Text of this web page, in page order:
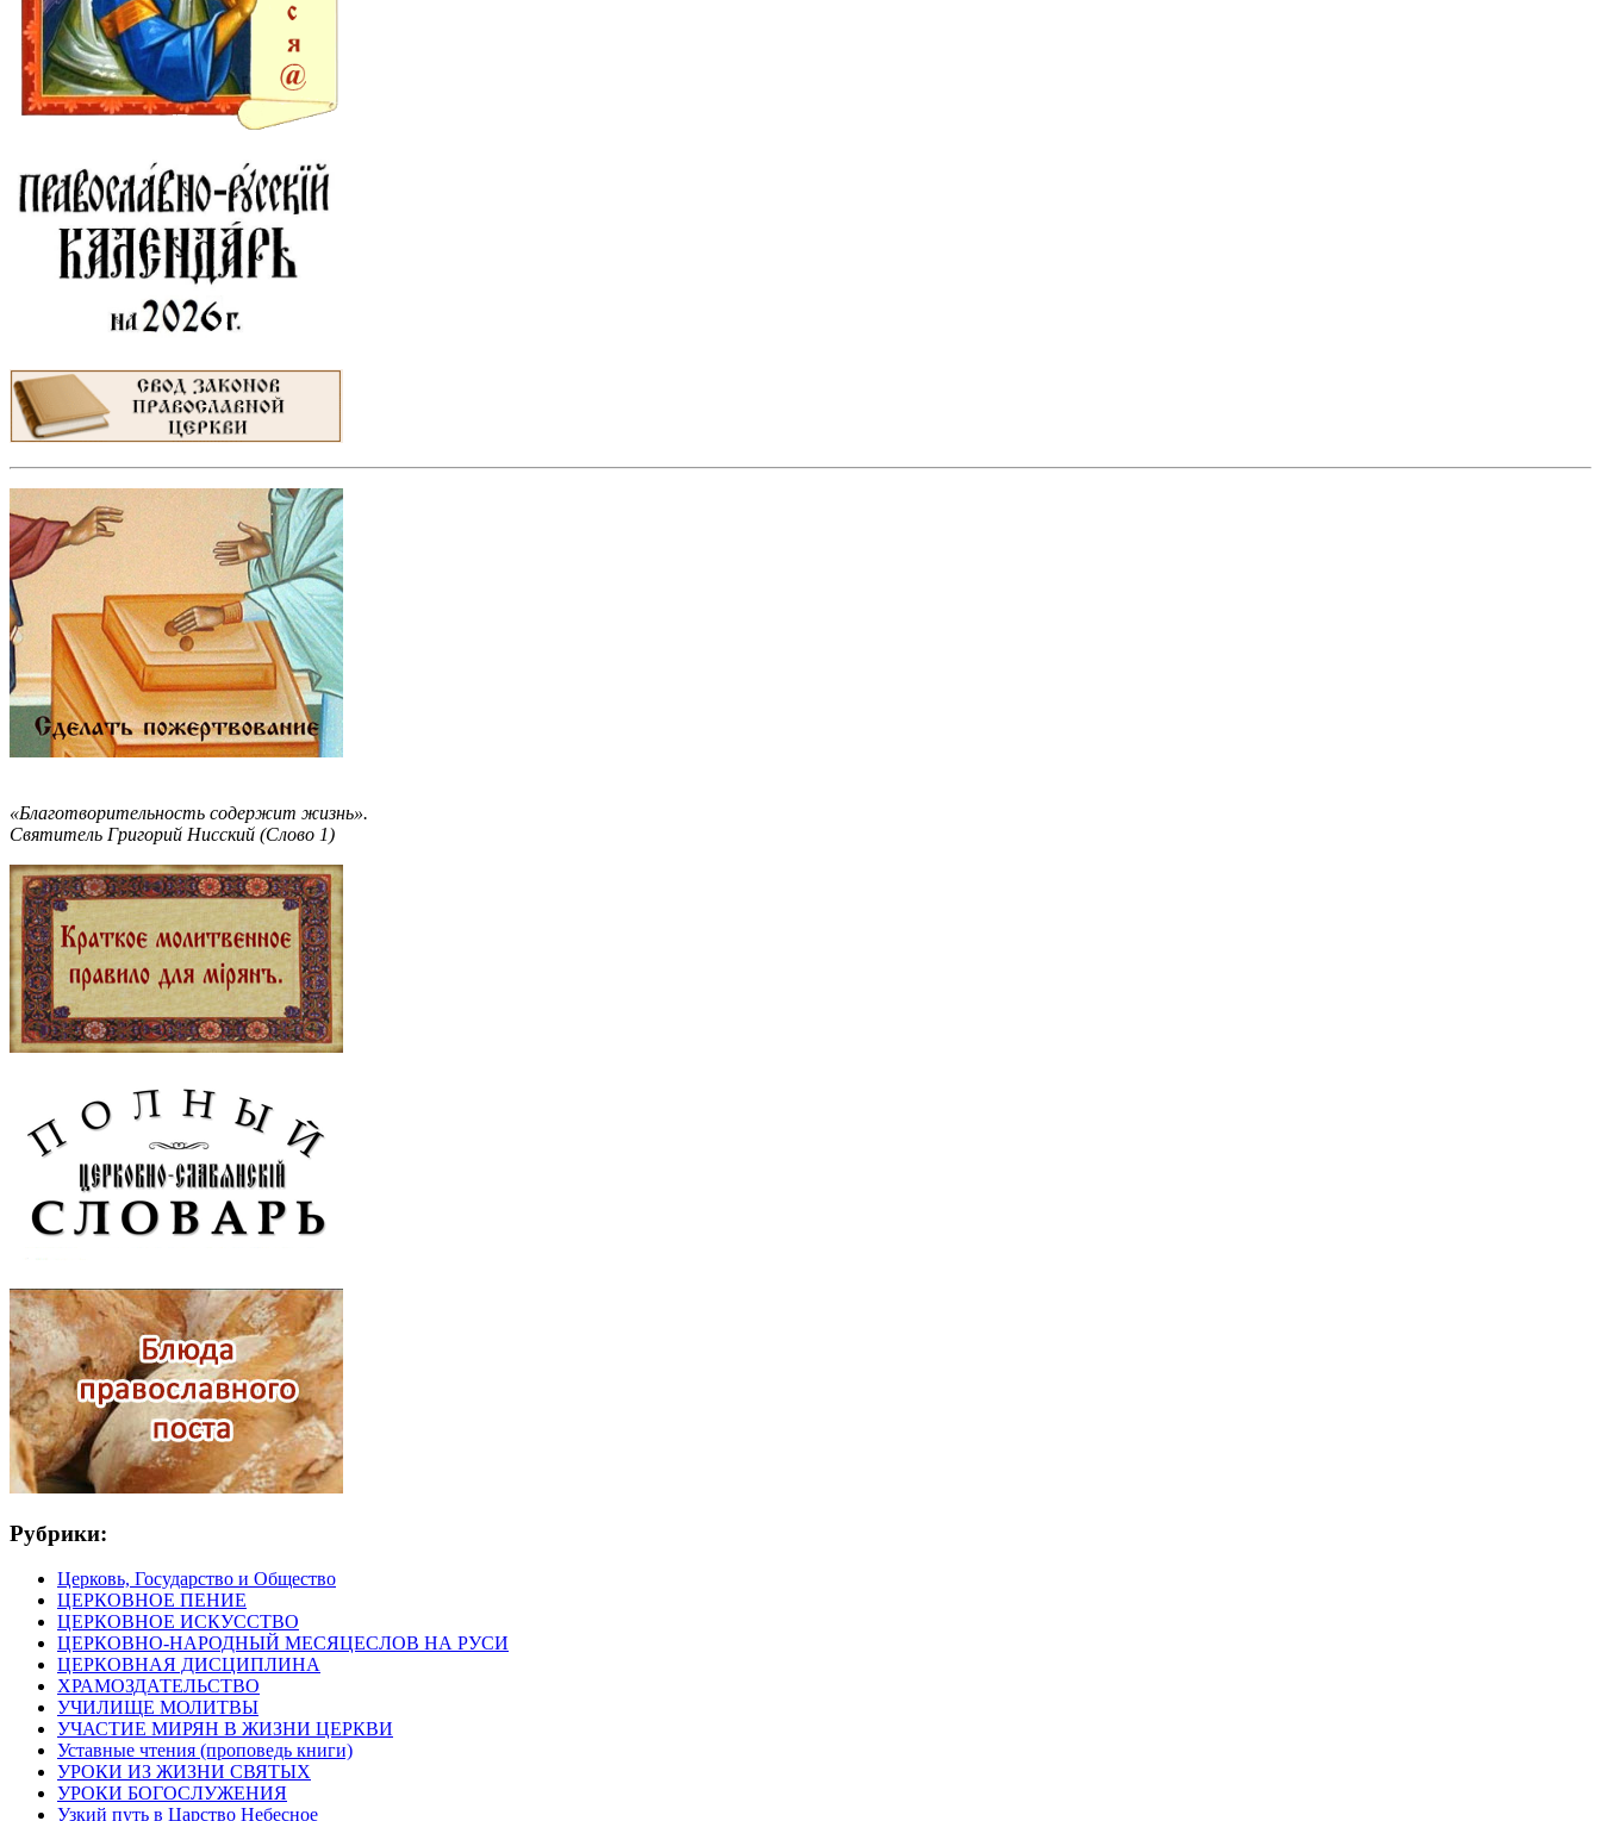
«Благотворительность содержит жизнь».
Святитель Григорий Нисский (Слово 1)
Рубрики:
Церковь, Государство и Общество
ЦЕРКОВНОЕ ПЕНИЕ
ЦЕРКОВНОЕ ИСКУССТВО
ЦЕРКОВНО-НАРОДНЫЙ МЕСЯЦЕСЛОВ НА РУСИ
ЦЕРКОВНАЯ ДИСЦИПЛИНА
ХРАМОЗДАТЕЛЬСТВО
УЧИЛИЩЕ МОЛИТВЫ
УЧАСТИЕ МИРЯН В ЖИЗНИ ЦЕРКВИ
Уставные чтения (проповедь книги)
УРОКИ ИЗ ЖИЗНИ СВЯТЫХ
УРОКИ БОГОСЛУЖЕНИЯ
Узкий путь в Царство Небесное